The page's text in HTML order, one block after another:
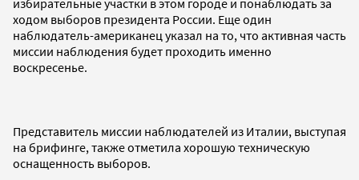
ходом выборов президента России. Еще один
наблюдатель-американец указал на то, что активная часть
миссии наблюдения будет проходить именно
воскресенье.
Представитель миссии наблюдателей из Италии, выступая
на брифинге, также отметила хорошую техническую
оснащенность выборов.